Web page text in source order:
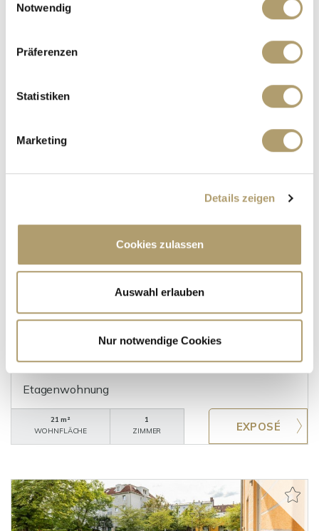
Notwendig
Präferenzen
Statistiken
Marketing
Details zeigen
Cookies zulassen
Auswahl erlauben
Nur notwendige Cookies
735.000,- €
München
Galeriewohnung mit zwei Bäder in Stadtvilla!
82 m²
Verkauft** Neuwertiges Studenten-Apartment
mit 3% Rendite**
Etagenwohnung
21 m²
WOHNFLÄCHE
1
ZIMMER